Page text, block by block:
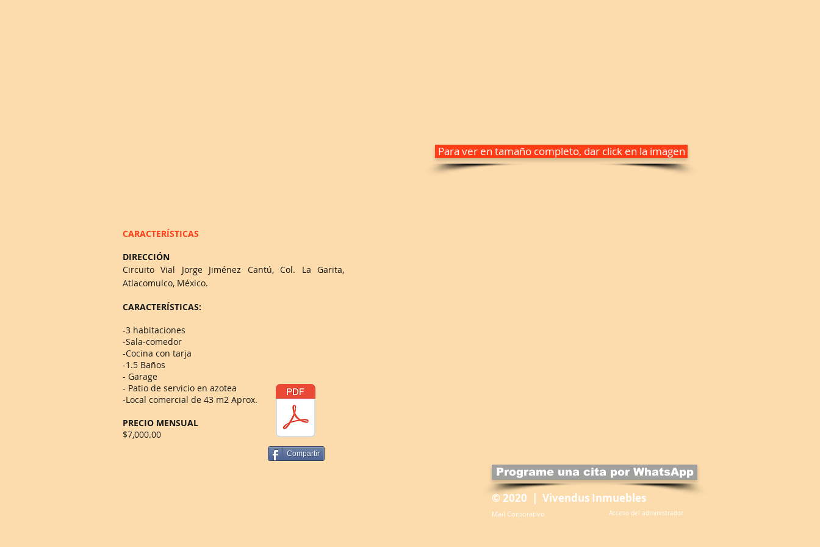
Para ver en tamaño completo, dar click en la imagen
CARACTERÍSTICAS
DIRECCIÓN
Circuito Vial Jorge Jiménez Cantú, Col. La Garita,
Atlacomulco, México.
CARACTERÍSTICAS:
-3 habitaciones
-Sala-comedor
-Cocina con tarja
-1.5 Baños
- Garage
- Patio de servicio en azotea
-Local comercial de 43 m2 Aprox.
PRECIO MENSUAL
$7,000.00
Compartir
Programe una cita por WhatsApp
© 2020 | Vivendus Inmuebles
Mail Corporativo Acceso del administrador